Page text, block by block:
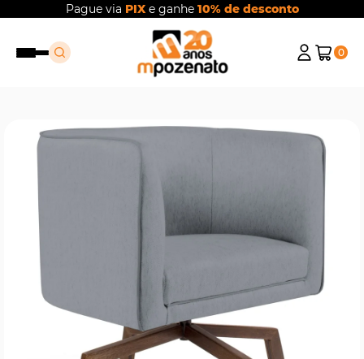
Pague via PIXe ganhe 10% de desconto
0